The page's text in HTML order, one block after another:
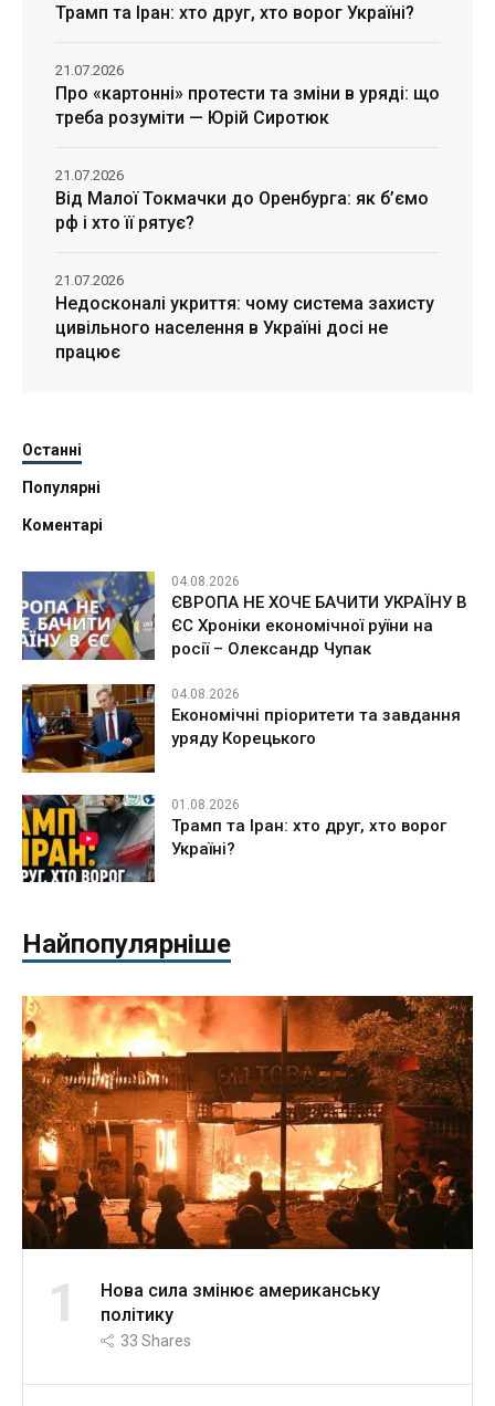
Трамп та Іран: хто друг, хто ворог Україні?
Про «картонні» протести та зміни в уряді: що
треба розуміти — Юрій Сиротюк
21.07.2026
Від Малої Токмачки до Оренбурга: як б’ємо
рф і хто її рятує?
21.07.2026
Недосконалі укриття: чому система захисту
цивільного населення в Україні досі не
працює
21.07.2026
Останні
Популярні
Коментарі
04.08.2026
ЄВРОПА НЕ ХОЧЕ БАЧИТИ УКРАЇНУ В
ЄС Хроніки економічної руїни на
росії – Олександр Чупак
04.08.2026
Економічні пріоритети та завдання
уряду Корецького
01.08.2026
Трамп та Іран: хто друг, хто ворог
Україні?
Найпопулярніше
1
Нова сила змінює американську
політику
33 Shares